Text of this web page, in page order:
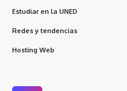
Estudiar en la UNED
Redes y tendencias
Hosting Web